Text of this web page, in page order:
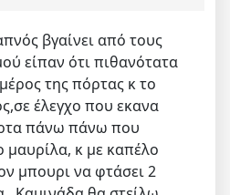
βγαίνει από τους
είπαν ότι πιθανότατα
της πόρτας κ το
έλεγχο που εκανα
πάνω πάνω που
μαυρίλα, κ με καπέλο
μπουρι να φτάσει 2